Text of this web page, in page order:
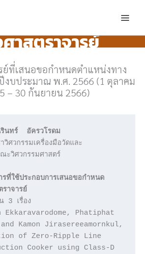
าสตราจารย์
ที่เสนอขอกำหนดตำแหน่งทาง
งบประมาณ พ.ศ. 2566 (1 ตุลาคม
– 30 กันยายน 2566)
นทร์  อัครวโรดม
ศวกรรมเครื่องมือวัดและ
ะวิศวกรรมศาสตร์
รที่ใช้ประกอบการเสนอขอกำหนด
ราจารย์
3 เรื่อง
Phatiphat
Kamon Jirasereeamornkul,
of Zero-Ripple Line
Cooker using Class-D